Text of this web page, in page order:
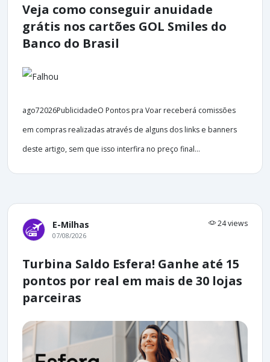
Veja como conseguir anuidade
grátis nos cartões GOL Smiles do
Banco do Brasil
ago72026PublicidadeO Pontos pra Voar receberá comissões
em compras realizadas através de alguns dos links e banners
deste artigo, sem que isso interfira no preço final...
E-Milhas 24 views
07/08/2026
Turbina Saldo Esfera! Ganhe até 15
pontos por real em mais de 30 lojas
parceiras